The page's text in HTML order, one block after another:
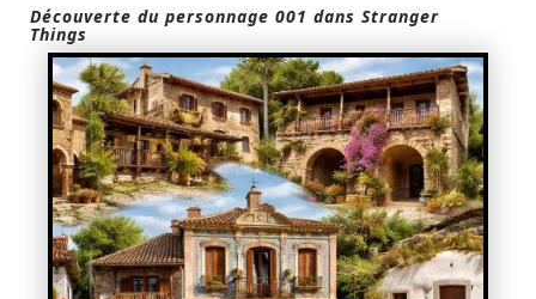
Découverte du personnage 001 dans Stranger
Things